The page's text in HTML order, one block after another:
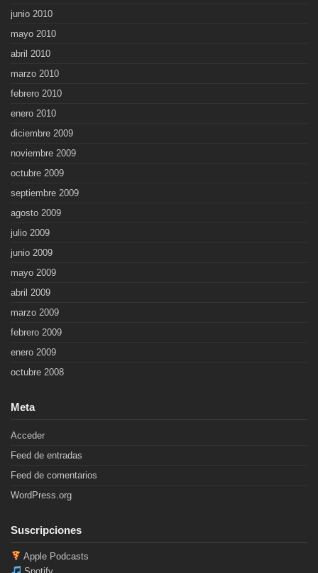
junio 2010
mayo 2010
abril 2010
marzo 2010
febrero 2010
enero 2010
diciembre 2009
noviembre 2009
octubre 2009
septiembre 2009
agosto 2009
julio 2009
junio 2009
mayo 2009
abril 2009
marzo 2009
febrero 2009
enero 2009
octubre 2008
Meta
Acceder
Feed de entradas
Feed de comentarios
WordPress.org
Suscripciones
Apple Podcasts